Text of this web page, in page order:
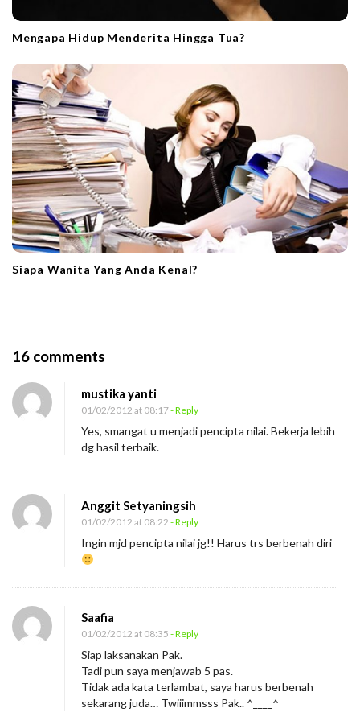
Mengapa Hidup Menderita Hingga Tua?
Siapa Wanita Yang Anda Kenal?
16 comments
P
n
p
t
a
l
a
i
mustika yanti
01/02/2012 at 08:17- Reply
Yes, smangat u menjadi pencipta nilai. Bekerja lebih
dg hasil terbaik.
Anggit Setyaningsih
01/02/2012 at 08:22 - Reply
Ingin mjd pencipta nilai jg!! Harus trs berbenah diri
Saafia
01/02/2012 at 08:35 - Reply
Siap laksanakan Pak.
Tadi pun saya menjawab 5 pas.
Tidak ada kata terlambat, saya harus berbenah
sekarang juda… Twiiimmsss Pak.. ^____^